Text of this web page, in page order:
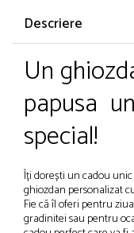
Descriere
Un
papusa
special!
Îți dorești un cadou
ghiozdan personalizat
Fie că îl oferi pentru
gradinitei sau pentru